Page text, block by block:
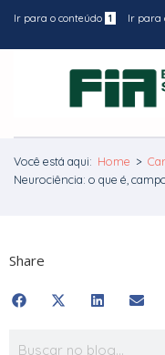
Ir para o conteúdo 1 Ir para
Você está aqui: Home >
Neurociência: o que é,
Share